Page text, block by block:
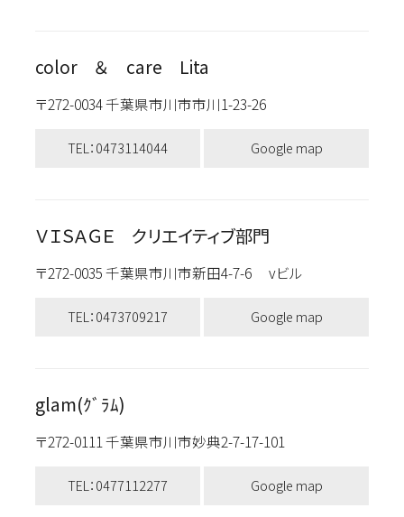
color ＆ care Lita
〒272-0034 千葉県市川市市川1-23-26
TEL：0473114044 Google map
ＶＩＳＡＧＥ クリエイティブ部門
〒272-0035 千葉県市川市新田4-7-6 vビル
TEL：0473709217 Google map
glam(ｸﾞﾗﾑ)
〒272-0111 千葉県市川市妙典2-7-17-101
TEL：0477112277 Google map